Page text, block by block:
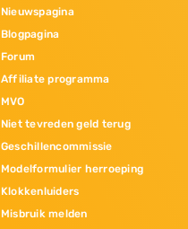
Nieuwspagina
Blogpagina
Forum
Affiliate programma
MVO
Niet tevreden geld terug
Geschillencommissie
Modelformulier herroeping
Klokkenluiders
Misbruik melden